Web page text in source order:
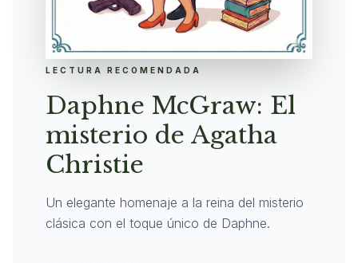
LECTURA RECOMENDADA
Daphne McGraw: El
misterio de Agatha
Christie
Un elegante homenaje a la reina del misterio
clásica con el toque único de Daphne.